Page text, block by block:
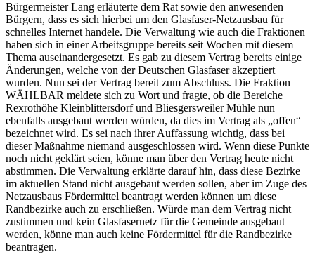
Bürgermeister Lang erläuterte dem Rat sowie den anwesenden
Bürgern, dass es sich hierbei um den Glasfaser-Netzausbau für
schnelles Internet handele. Die Verwaltung wie auch die Fraktionen
haben sich in einer Arbeitsgruppe bereits seit Wochen mit diesem
Thema auseinandergesetzt. Es gab zu diesem Vertrag bereits einige
Änderungen, welche von der Deutschen Glasfaser akzeptiert
wurden. Nun sei der Vertrag bereit zum Abschluss. Die Fraktion
WÄHLBAR meldete sich zu Wort und fragte, ob die Bereiche
Rexrothöhe Kleinblittersdorf und Bliesgersweiler Mühle nun
ebenfalls ausgebaut werden würden, da dies im Vertrag als „offen“
bezeichnet wird. Es sei nach ihrer Auffassung wichtig, dass bei
dieser Maßnahme niemand ausgeschlossen wird. Wenn diese Punkte
noch nicht geklärt seien, könne man über den Vertrag heute nicht
abstimmen. Die Verwaltung erklärte darauf hin, dass diese Bezirke
im aktuellen Stand nicht ausgebaut werden sollen, aber im Zuge des
Netzausbaus Fördermittel beantragt werden können um diese
Randbezirke auch zu erschließen. Würde man dem Vertrag nicht
zustimmen und kein Glasfasernetz für die Gemeinde ausgebaut
werden, könne man auch keine Fördermittel für die Randbezirke
beantragen.